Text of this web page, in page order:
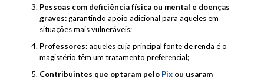
Pessoas com deficiência física ou mental e doenças
graves:garantindo apoio adicional para aqueles em
situações mais vulneráveis;
Professores:aqueles cuja principal fonte de renda é o
magistério têm um tratamento preferencial;
Contribuintes que optaram pelo Pixou usaram